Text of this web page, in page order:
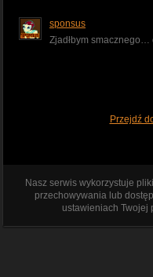
sponsus
Zjadłbym smacznego…
Przejdź
Nasz serwis wykorzystuje
przechowywania lub
ustawieniach Twojej